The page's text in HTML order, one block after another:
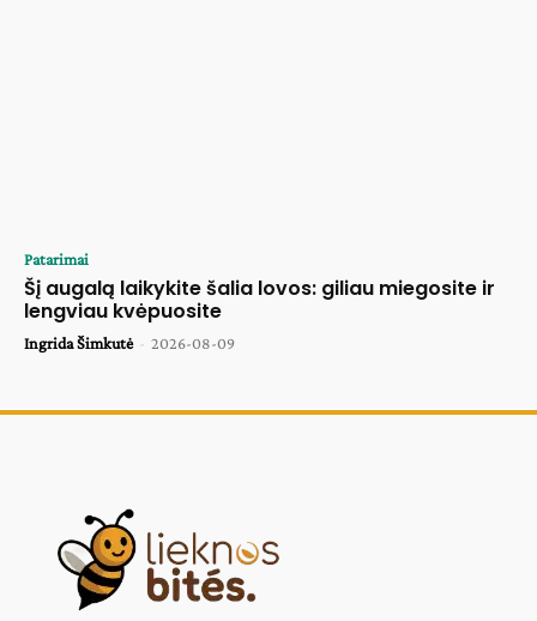
Patarimai
Šį augalą laikykite šalia lovos: giliau miegosite ir
lengviau kvėpuosite
Ingrida Šimkutė - 2026-08-09